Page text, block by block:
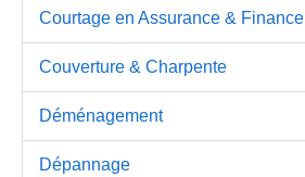
Courtage en Assurance & Finance
Couverture & Charpente
Déménagement
Dépannage